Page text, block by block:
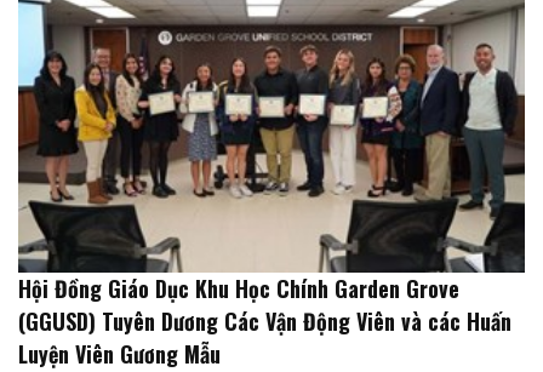
Hội Đồng Giáo Dục Khu Học Chính Garden Grove
(GGUSD) Tuyên Dương Các Vận Động Viên và các Huấn
Luyện Viên Gương Mẫu